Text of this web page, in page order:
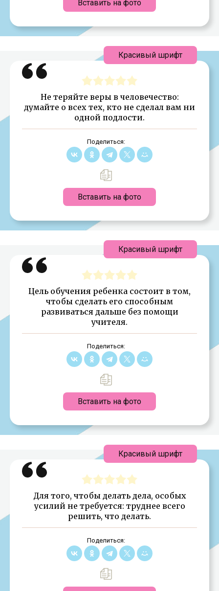
Вставить на фото
Не теряйте веры в человечество:
думайте о всех тех, кто не сделал вам ни
одной подлости.
Поделиться:
Вставить на фото
Красивый шрифт
Цель обучения ребенка состоит в том,
чтобы сделать его способным
развиваться дальше без помощи
учителя.
Поделиться:
Вставить на фото
Красивый шрифт
Для того, чтобы делать дела, особых
усилий не требуется: труднее всего
решить, что делать.
Поделиться:
Красивый шрифт